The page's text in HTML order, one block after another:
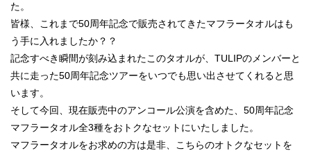
た。
皆様、これまで50周年記念で販売されてきたマフラータオルはも
う手に入れましたか？？
記念すべき瞬間が刻み込まれたこのタオルが、TULIPのメンバーと
共に走った50周年記念ツアーをいつでも思い出させてくれると思
います。
そして今回、現在販売中のアンコール公演を含めた、50周年記念
マフラータオル全3種をおトクなセットにいたしました。
マフラータオルをお求めの方は是非、こちらのオトクなセットを